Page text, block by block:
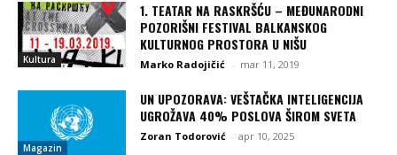
Kultura
1. TEATAR NA RASKRŠĆU – MEĐUNARODNI
POZORIŠNI FESTIVAL BALKANSKOG
KULTURNOG PROSTORA U NIŠU
Marko Radojičić - mar 11, 2019
Magazin
UN UPOZORAVA: VEŠTAČKA INTELIGENCIJA
UGROŽAVA 40% POSLOVA ŠIROM SVETA
Zoran Todorović - apr 10, 2025